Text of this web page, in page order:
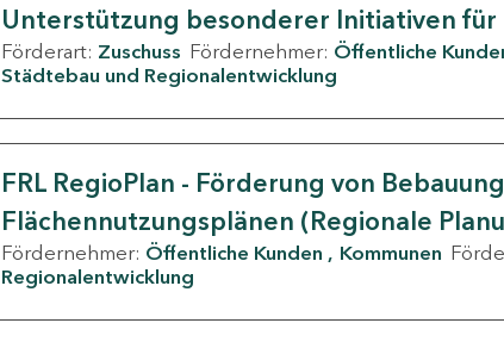
Unterstützung besonderer Initiativen
Förderart: Zuschuss Fördernehmer: Öffentliche
Städtebau und Regionalentwicklung
FRL RegioPlan - Förderung von
Flächennutzungsplänen (Regionale
Fördernehmer: Öffentliche Kunden Kommunen
Regionalentwicklung